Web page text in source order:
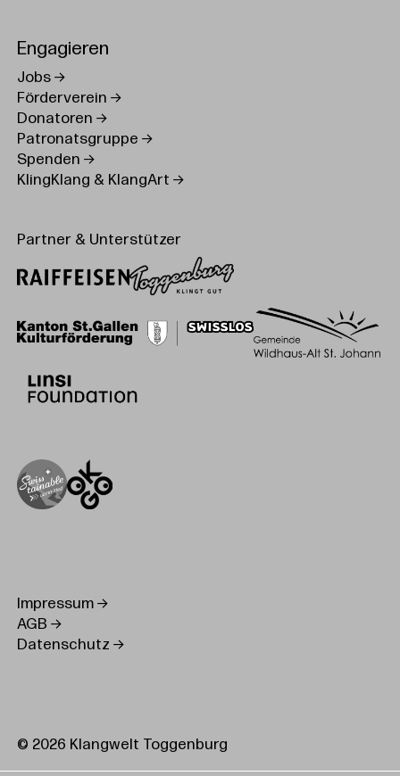
Engagieren
Jobs
Förderverein
Donatoren
Patronatsgruppe
Spenden
KlingKlang & KlangArt
Partner & Unterstützer
Impressum
AGB
Datenschutz
© 2026 Klangwelt Toggenburg